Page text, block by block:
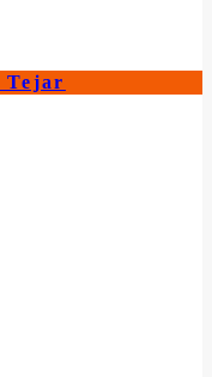
Tejar